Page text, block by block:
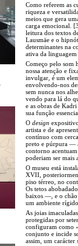
Como referem as
riqueza e
meios que gera
carga emocional.
leitura dos textos
Lausmäe e o
determinantes na
ativa da
Começo pelo som
nossa atenção e
invulgar, é um
envolvendo-nos
sem nunca nos
vendo para lá do
e as obras de
sua função
O design
artista e de
contínuo com
preto e púrpura —
contorno
poderiam ser mais
O museu está
XVII,
piso térreo, no
Os tetos
baixos —, e o chão
um ambiente
As joias
protegidas por
configuram como
conjunto e incide
assim, um